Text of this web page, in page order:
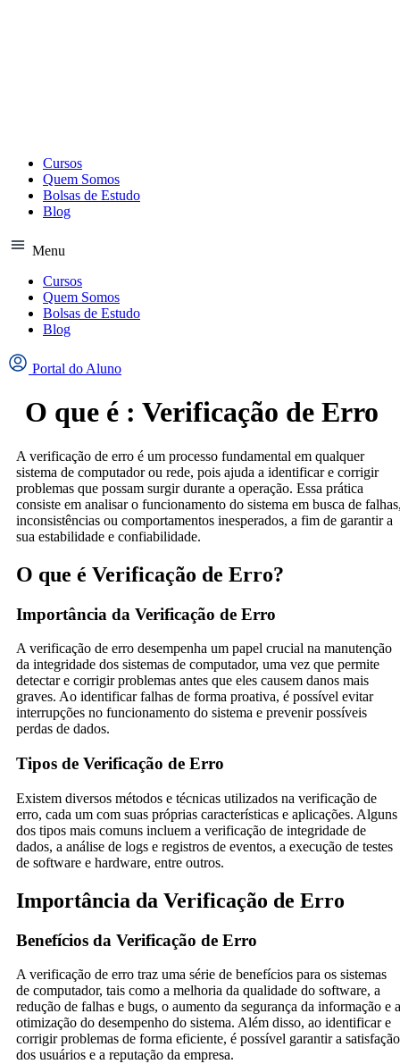
Cursos
Quem Somos
Bolsas de Estudo
Blog
Menu
Cursos
Quem Somos
Bolsas de Estudo
Blog
Portal do Aluno
O que é : Verificação de Erro
A verificação de erro é um processo fundamental em qualquer
sistema de computador ou rede, pois ajuda a identificar e corrigir
problemas que possam surgir durante a operação. Essa prática
consiste em analisar o funcionamento do sistema em busca de
inconsistências ou comportamentos inesperados, a fim de garantir a
sua estabilidade e confiabilidade.
O que é Verificação de Erro?
Importância da Verificação de Erro
A verificação de erro desempenha um papel crucial na manutenção
da integridade dos sistemas de computador, uma vez que permite
detectar e corrigir problemas antes que eles causem danos mais
graves. Ao identificar falhas de forma proativa, é possível evitar
interrupções no funcionamento do sistema e prevenir possíveis
perdas de dados.
Tipos de Verificação de Erro
Existem diversos métodos e técnicas utilizados na verificação de
erro, cada um com suas próprias características e aplicações. Alguns
dos tipos mais comuns incluem a verificação de integridade de
dados, a análise de logs e registros de eventos, a execução de testes
de software e hardware, entre outros.
Importância da Verificação de Erro
Benefícios da Verificação de Erro
A verificação de erro traz uma série de benefícios para os sistemas
de computador, tais como a melhoria da qualidade do software, a
redução de falhas e bugs, o aumento da segurança da informação e a
otimização do desempenho do sistema. Além disso, ao identificar e
corrigir problemas de forma eficiente, é possível garantir a satisfação
dos usuários e a reputação da empresa.